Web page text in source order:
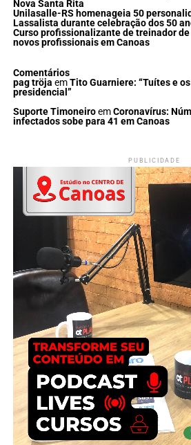
Nova Santa Rita
Unilasalle-RS homenageia 50
Lassalista durante celebração dos 50
Curso profissionalizante de treinador
novos profissionais em Canoas
Comentários
pag tröja emTito Guarniere: “Tuítes e
presidencial”
Suporte TimoneiroemCoronavírus:
infectados sobe para 41 em Canoas
PUBLICIDADE